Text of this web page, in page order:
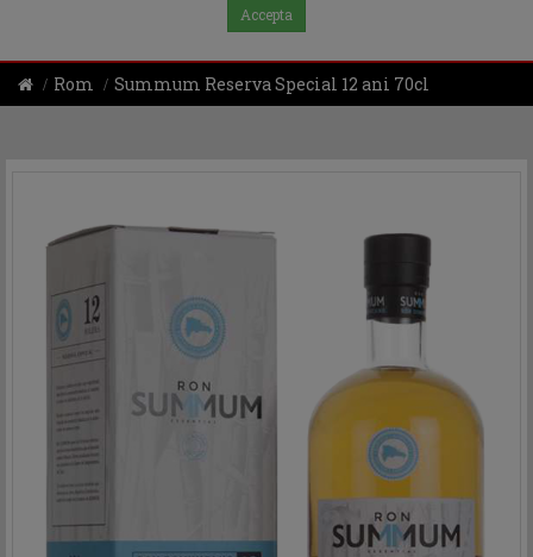
Accepta
Rom Summum Reserva Special 12 ani 70cl